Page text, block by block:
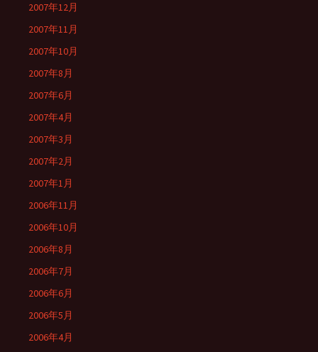
2007年12月
2007年11月
2007年10月
2007年8月
2007年6月
2007年4月
2007年3月
2007年2月
2007年1月
2006年11月
2006年10月
2006年8月
2006年7月
2006年6月
2006年5月
2006年4月